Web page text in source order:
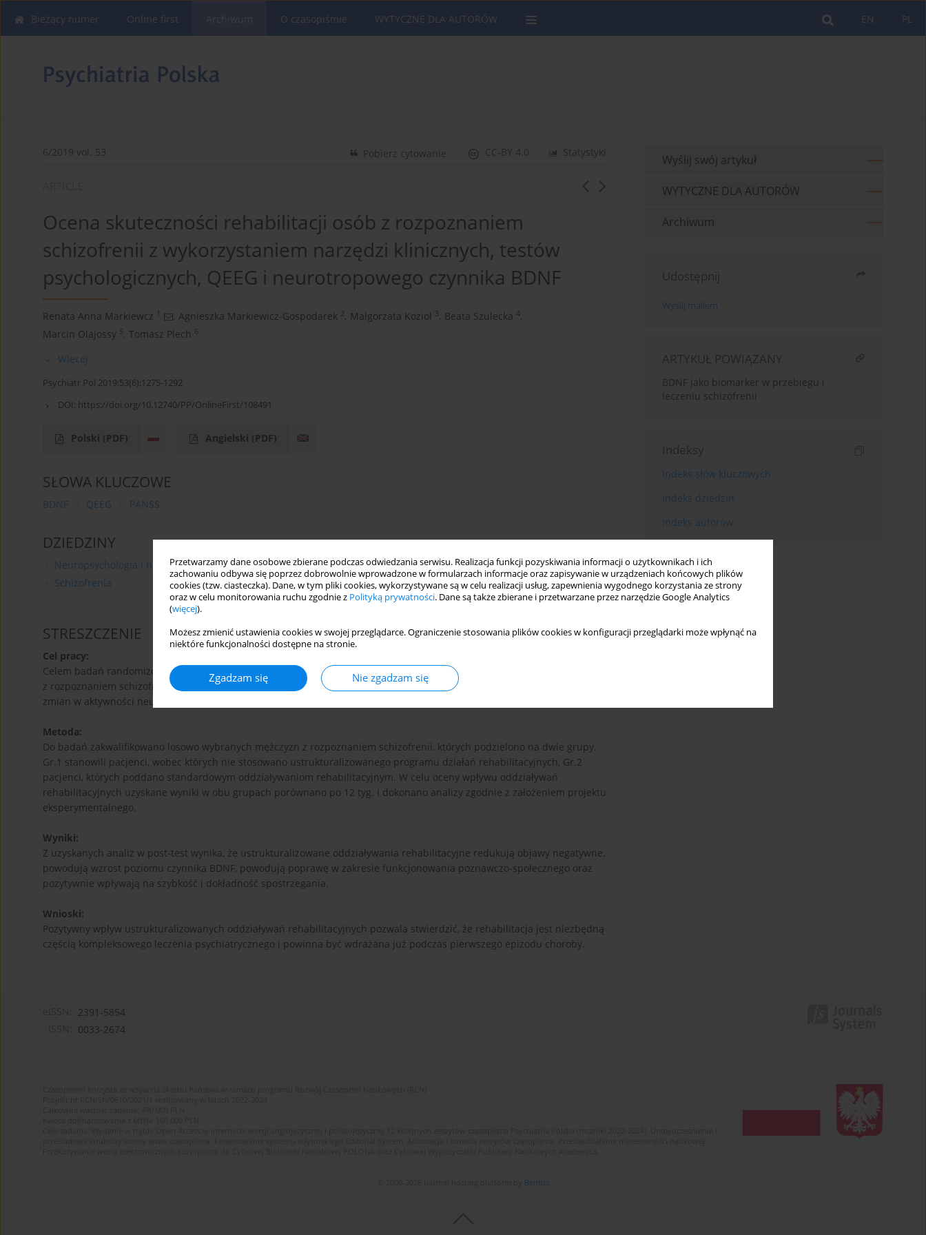
Przetwarzamy dane osobowe zbierane podczas odwiedzania serwisu. Realizacja funkcji pozyskiwania informacji o użytkownikach i ich
zachowaniu odbywa się poprzez dobrowolnie wprowadzone w formularzach informacje oraz zapisywanie w urządzeniach końcowych plików
cookies (tzw. ciasteczka). Dane, w tym pliki cookies, wykorzystywane są w celu realizacji usług, zapewnienia wygodnego korzystania ze strony
oraz w celu monitorowania ruchu zgodnie z Polityką prywatności. Dane są także zbierane i przetwarzane przez narzędzie Google Analytics
(więcej).
Możesz zmienić ustawienia cookies w swojej przeglądarce. Ograniczenie stosowania plików cookies w konfiguracji przeglądarki może wpłynąć na
niektóre funkcjonalności dostępne na stronie.
Zgadzam się Nie zgadzam się
PL
EN
Bieżący numer Online first O czasopiśmie WYTYCZNE DLA AUTORÓW
6/2019 vol. 53 Statystyki
CC-BY 4.0
Pobierz cytowanie
Ocena skuteczności rehabilitacji osób z rozpoznaniem
schizofrenii z wykorzystaniem narzędzi klinicznych, testów
psychologicznych, QEEG i neurotropowego czynnika BDNF
Renata Anna Markiewcz 1 , Agnieszka Markiewicz-Gospodarek 2, Małgorzata Kozioł 3, Beata Szulecka 4,
Marcin Olajossy 5, Tomasz Plech 6
Więcej
Psychiatr Pol 2019;53(6):1275-1292
DOI: https://doi.org/10.12740/PP/OnlineFirst/108491
Polski (PDF) Angielski (PDF)
SŁOWA KLUCZOWE
BDNF QEEG PANSS
DZIEDZINY
Neuropsychologia i neuropsychiatria
Schizofrenia
STRESZCZENIE
Cel pracy:
Celem badań randomizowanych była ocena poziomu funkcjonowania poznawczego i społecznego dwóch grup pacjentów
z rozpoznaniem schizofrenii przy wykorzystaniu narzędzi klinicznych, testów psychologicznych, QEEG Biofeedback oraz
zmian w aktywności neurotropowego czynnika BDNF (brain derived neurotrophic factor) w surowicy badanych pacjentów.
Metoda:
Do badań zakwalifikowano losowo wybranych mężczyzn z rozpoznaniem schizofrenii, których podzielono na dwie grupy.
Gr.1 stanowili pacjenci, wobec których nie stosowano ustrukturalizowanego programu działań rehabilitacyjnych, Gr.2
pacjenci, których poddano standardowym oddziaływaniom rehabilitacyjnym. W celu oceny wpływu oddziaływań
rehabilitacyjnych uzyskane wyniki w obu grupach porównano po 12 tyg. i dokonano analizy zgodnie z założeniem projektu
eksperymentalnego.
Wyniki:
Z uzyskanych analiz w post-test wynika, że ustrukturalizowane oddziaływania rehabilitacyjne redukują objawy negatywne,
powodują wzrost poziomu czynnika BDNF, powodują poprawę w zakresie funkcjonowania poznawczo-społecznego oraz
pozytywnie wpływają na szybkość i dokładność spostrzegania.
Wnioski:
Pozytywny wpływ ustrukturalizowanych oddziaływań rehabilitacyjnych pozwala stwierdzić, że rehabilitacja jest niezbędną
częścią kompleksowego leczenia psychiatrycznego i powinna być wdrażana już podczas pierwszego epizodu choroby.
Wyślij swój artykuł
WYTYCZNE DLA AUTORÓW
Archiwum
Udostępnij
Wyślij mailem
ARTYKUŁ POWIĄZANY
BDNF jako biomarker w przebiegu i
leczeniu schizofrenii
Indeksy
Indeks słów kluczowych
Indeks dziedzin
Indeks autorów
2391-5854
0033-2674
Bentus